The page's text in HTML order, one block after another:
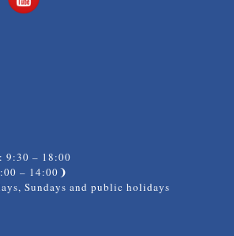
9:30 – 18:00
– 14:00❩
Sundays and public holidays